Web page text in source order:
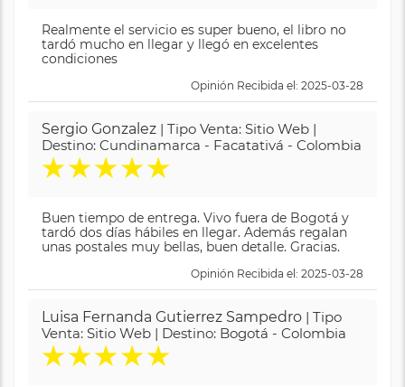
Realmente el servicio es super bueno, el libro no
tardó mucho en llegar y llegó en excelentes
condiciones
Opinión Recibida el: 2025-03-28
Sergio Gonzalez | Tipo Venta: Sitio Web |
Destino: Cundinamarca - Facatativá - Colombia
★★★★★
Buen tiempo de entrega. Vivo fuera de Bogotá y
tardó dos días hábiles en llegar. Además regalan
unas postales muy bellas, buen detalle. Gracias.
Opinión Recibida el: 2025-03-28
Luisa Fernanda Gutierrez Sampedro | Tipo
Venta: Sitio Web | Destino: Bogotá - Colombia
★★★★★